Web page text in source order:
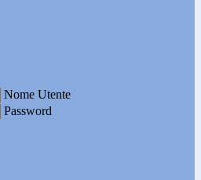
Nome Utente
Password